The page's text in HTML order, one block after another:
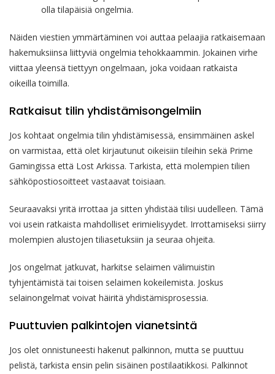
olla tilapäisiä ongelmia.
Näiden viestien ymmärtäminen voi auttaa pelaajia ratkaisemaan
hakemuksiinsa liittyviä ongelmia tehokkaammin. Jokainen virhe
viittaa yleensä tiettyyn ongelmaan, joka voidaan ratkaista
oikeilla toimilla.
Ratkaisut tilin yhdistämisongelmiin
Jos kohtaat ongelmia tilin yhdistämisessä, ensimmäinen askel
on varmistaa, että olet kirjautunut oikeisiin tileihin sekä Prime
Gamingissa että Lost Arkissa. Tarkista, että molempien tilien
sähköpostiosoitteet vastaavat toisiaan.
Seuraavaksi yritä irrottaa ja sitten yhdistää tilisi uudelleen. Tämä
voi usein ratkaista mahdolliset erimielisyydet. Irrottamiseksi siirry
molempien alustojen tiliasetuksiin ja seuraa ohjeita.
Jos ongelmat jatkuvat, harkitse selaimen välimuistin
tyhjentämistä tai toisen selaimen kokeilemista. Joskus
selainongelmat voivat häiritä yhdistämisprosessia.
Puuttuvien palkintojen vianetsintä
Jos olet onnistuneesti hakenut palkinnon, mutta se puuttuu
pelistä, tarkista ensin pelin sisäinen postilaatikkosi. Palkinnot